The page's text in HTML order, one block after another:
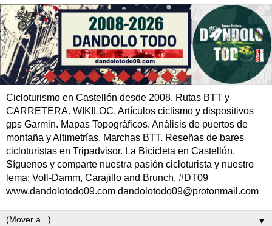
Cicloturismo en Castellón desde 2008. Rutas BTT y
CARRETERA. WIKILOC. Artículos ciclismo y dispositivos
gps Garmin. Mapas Topográficos. Análisis de puertos de
montaña y Altimetrías. Marchas BTT. Reseñas de bares
cicloturistas en Tripadvisor. La Bicicleta en Castellón.
Síguenos y comparte nuestra pasión cicloturista y nuestro
lema: Voll-Damm, Carajillo and Brunch. #DT09
www.dandolotodo09.com dandolotodo09@protonmail.com
▼